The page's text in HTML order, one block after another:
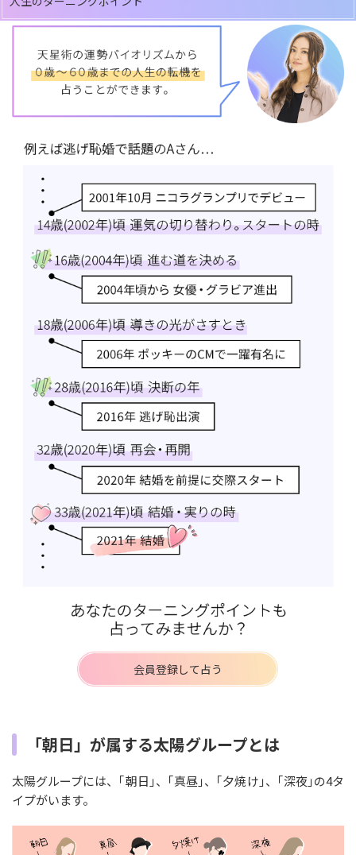
会員登録して占う
「朝日」が属する太陽グループとは
太陽グループには、｢朝日｣、｢真昼｣、｢夕焼け｣、｢深夜｣の4タ
イプがいます。